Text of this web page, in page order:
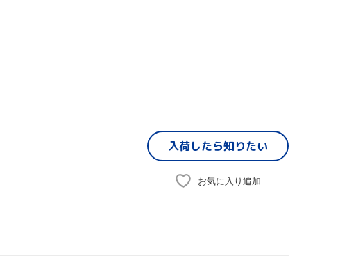
入荷したら知りたい
お気に入り追加